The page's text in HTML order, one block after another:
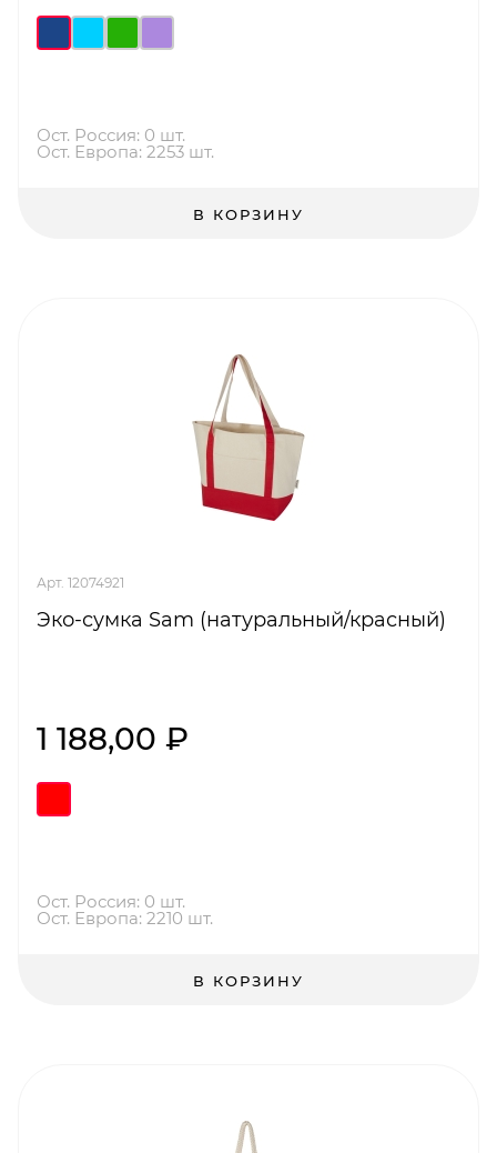
Ост. Россия: 0 шт.
Ост. Европа: 2253 шт.
В КОРЗИНУ
Арт. 12074921
Эко-сумка Sam (натуральный/красный)
1 188,00 ₽
Ост. Россия: 0 шт.
Ост. Европа: 2210 шт.
В КОРЗИНУ